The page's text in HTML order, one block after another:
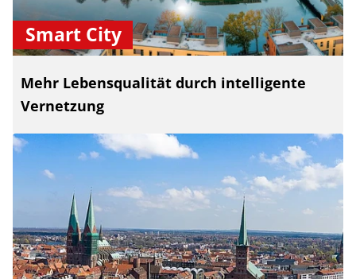
Smart City
Mehr Lebensqualität durch intelligente
Vernetzung